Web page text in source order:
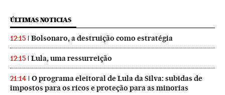
ÚLTIMAS NOTICIAS
12:15 Bolsonaro, a destruição como estratégia
12:15 Lula, uma ressurreição
21:14
O programa eleitoral de Lula da Silva: subidas de
impostos para os ricos e proteção para as minorias